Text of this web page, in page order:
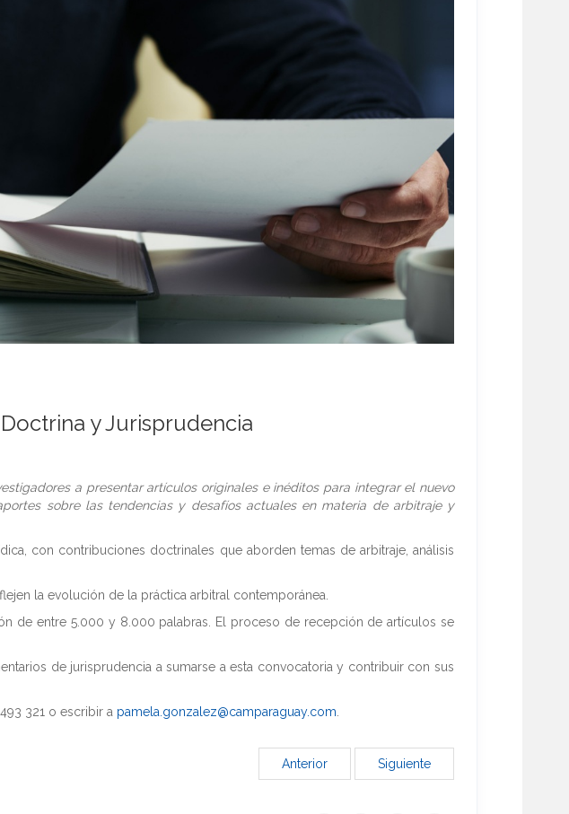
y Jurisprudencia
a presentar artículos originales e inéditos para integrar el nuevo
sobre las tendencias y desafíos actuales en materia de arbitraje y
con contribuciones doctrinales que aborden temas de arbitraje, análisis
la evolución de la práctica arbitral contemporánea.
de entre 5.000 y 8.000 palabras. El proceso de recepción de artículos se
de jurisprudencia a sumarse a esta convocatoria y contribuir con sus
321 o escribir a pamela.gonzalez@camparaguay.com
Anterior Siguiente